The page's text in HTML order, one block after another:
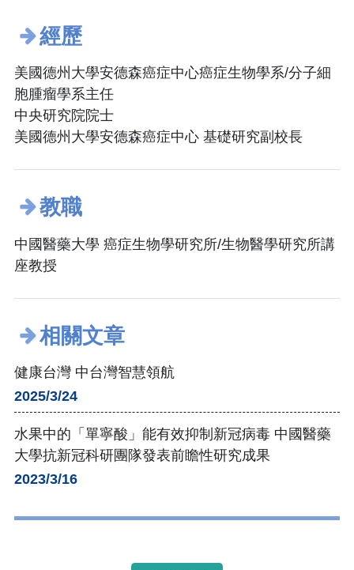
經歷
美國德州大學安德森癌症中心癌症生物學系/分子細
胞腫瘤學系主任
中央研究院院士
美國德州大學安德森癌症中心 基礎研究副校長
教職
中國醫藥大學 癌症生物學研究所/生物醫學研究所講
座教授
相關文章
健康台灣 中台灣智慧領航
2025/3/24
水果中的「單寧酸」能有效抑制新冠病毒 中國醫藥
大學抗新冠科研團隊發表前瞻性研究成果
2023/3/16